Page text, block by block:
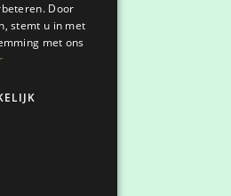
Door
stemt u in met
met ons